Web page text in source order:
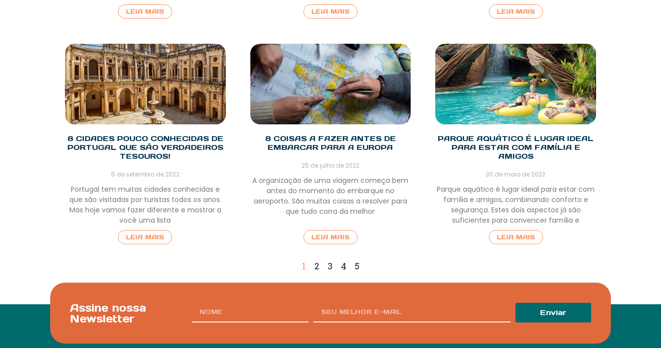
LEIA MAIS LEIA MAIS LEIA MAIS
8 CIDADES POUCO CONHECIDAS DE
PORTUGAL QUE SÃO VERDADEIROS
TESOUROS!
5 de setembro de 2022
Portugal tem muitas cidades conhecidas e
que são visitadas por turistas todos os anos.
Mas hoje vamos fazer diferente e mostrar a
você uma lista
LEIA MAIS
8 COISAS A FAZER ANTES DE
EMBARCAR PARA A EUROPA
25 de julho de 2022
A organização de uma viagem começa bem
antes do momento do embarque no
aeroporto. São muitas coisas a resolver para
que tudo corra da melhor
LEIA MAIS
PARQUE AQUÁTICO É LUGAR IDEAL
PARA ESTAR COM FAMÍLIA E
AMIGOS
30 de maio de 2022
Parque aquático é lugar ideial para estar com
família e amigos, combinando conforto e
segurança. Estes dois aspectos já são
suficientes para convencer família e
LEIA MAIS
1 2 3 4 5
Assine nossa
Newsletter Enviar